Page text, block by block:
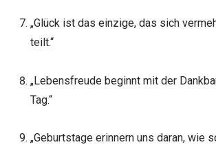
„Glück ist das einzige, das sich
teilt.“
„Lebensfreude beginnt mit der
Tag.“
„Geburtstage erinnern uns daran, wie